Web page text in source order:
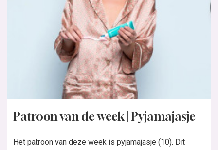
Patroon van de week | Pyjamajasje
Het patroon van deze week is pyjamajasje (10). Dit